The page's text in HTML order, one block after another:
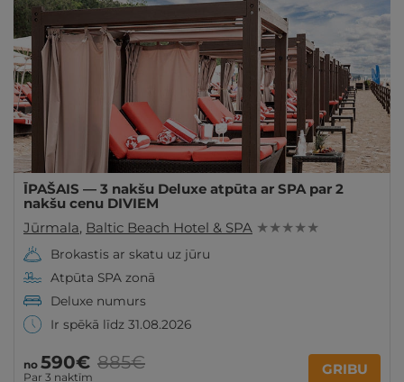
ĪPAŠAIS — 3 nakšu Deluxe atpūta ar SPA par 2
nakšu cenu DIVIEM
Jūrmala, Baltic Beach Hotel & SPA ★ ★ ★ ★ ★
Brokastis ar skatu uz jūru
Atpūta SPA zonā
Deluxe numurs
Ir spēkā līdz 31.08.2026
no 590€
Par 3 naktīm
885€ GRIBU